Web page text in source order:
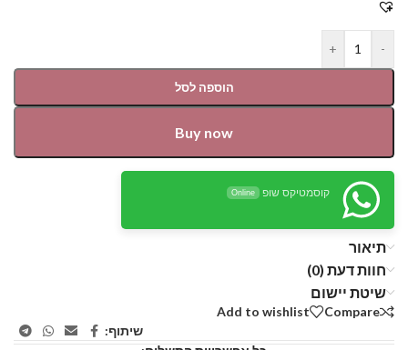
-
+
הוספה לסל
Buy now
קוסמטיקס שופ Online
תיאור
חוות דעת (0)
שיטת יישום
Compare
Add to wishlist
שיתוף: